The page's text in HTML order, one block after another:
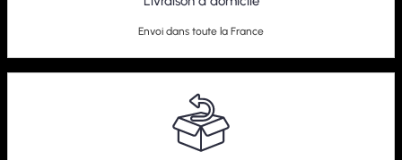
Envoi dans toute la France